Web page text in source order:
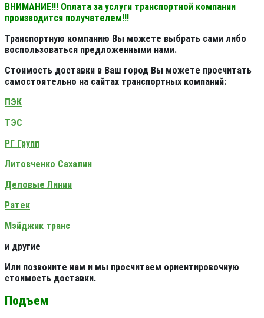
ВНИМАНИЕ!!! Оплата за услуги транспортной компании
производится получателем!!!
Транспортную компанию Вы можете выбрать сами либо
воспользоваться предложенными нами.
Стоимость доставки в Ваш город Вы можете просчитать
самостоятельно на сайтах транспортных компаний:
ПЭК
ТЭС
РГ Групп
Литовченко Сахалин
Деловые Линии
Ратек
Мэйджик транс
и другие
Или позвоните нам и мы просчитаем ориентировочную
стоимость доставки.
Подъем